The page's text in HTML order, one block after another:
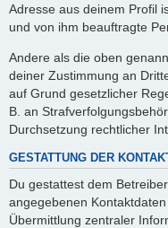
Adresse aus deinem Profil
und von ihm beauftragte
Andere als die oben
deiner Zustimmung an
auf Grund gesetzlicher
B. an
Durchsetzung rechtlicher
GESTATTUNG DER
Du gestattest dem
angegebenen
Übermittlung zentraler